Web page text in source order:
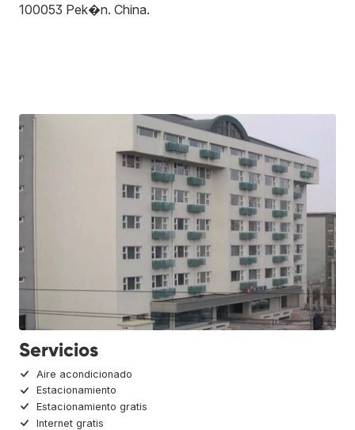
100053 Pek�n. China.
Servicios
Aire acondicionado
Estacionamiento
Estacionamiento gratis
Internet gratis